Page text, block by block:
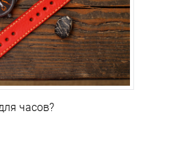
часов?